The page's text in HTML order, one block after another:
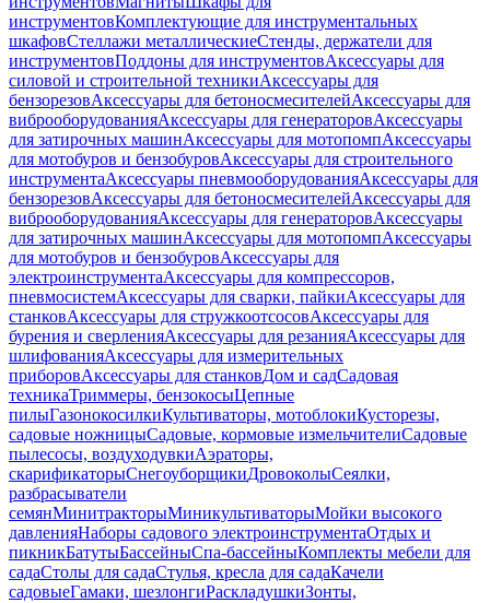
инструментовКомплектующие для инструментальных
шкафовСтеллажи металлическиеСтенды, держатели для
инструментовПоддоны для инструментовАксессуары для
силовой и строительной техникиАксессуары для
бензорезовАксессуары для бетоносмесителейАксессуары для
виброоборудованияАксессуары для генераторовАксессуары
для затирочных машинАксессуары для мотопомпАксессуары
для мотобуров и бензобуровАксессуары для строительного
инструментаАксессуары пневмооборудованияАксессуары для
бензорезовАксессуары для бетоносмесителейАксессуары для
виброоборудованияАксессуары для генераторовАксессуары
для затирочных машинАксессуары для мотопомпАксессуары
для мотобуров и бензобуровАксессуары для
электроинструментаАксессуары для компрессоров,
пневмосистемАксессуары для сварки, пайкиАксессуары для
станковАксессуары для стружкоотсосовАксессуары для
бурения и сверленияАксессуары для резанияАксессуары для
шлифованияАксессуары для измерительных
приборовАксессуары для станковДом и садСадовая
техникаТриммеры, бензокосыЦепные
пилыГазонокосилкиКультиваторы, мотоблокиКусторезы,
садовые ножницыСадовые, кормовые измельчителиСадовые
пылесосы, воздуходувкиАэраторы,
скарификаторыСнегоуборщикиДровоколыСеялки,
разбрасыватели
семянМинитракторыМиникультиваторыМойки высокого
давленияНаборы садового электроинструментаОтдых и
пикникБатутыБассейныСпа-бассейныКомплекты мебели для
садаСтолы для садаСтулья, кресла для садаКачели
садовыеГамаки, шезлонгиРаскладушкиЗонты,